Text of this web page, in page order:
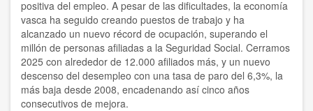
positiva del empleo. A pesar de las dificultades, la economía
vasca ha seguido creando puestos de trabajo y ha
alcanzado un nuevo récord de ocupación, superando el
millón de personas afiliadas a la Seguridad Social. Cerramos
2025 con alrededor de 12.000 afiliados más, y un nuevo
descenso del desempleo con una tasa de paro del 6,3%, la
más baja desde 2008, encadenando así cinco años
consecutivos de mejora.